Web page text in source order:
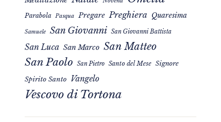
Parabola Pasqua Pregare Preghiera Quaresima
Samuele San Giovanni San Giovanni Battista
San Luca San Marco San Matteo
San Paolo San Pietro Santo del Mese Signore
Spirito Santo Vangelo
Vescovo di Tortona